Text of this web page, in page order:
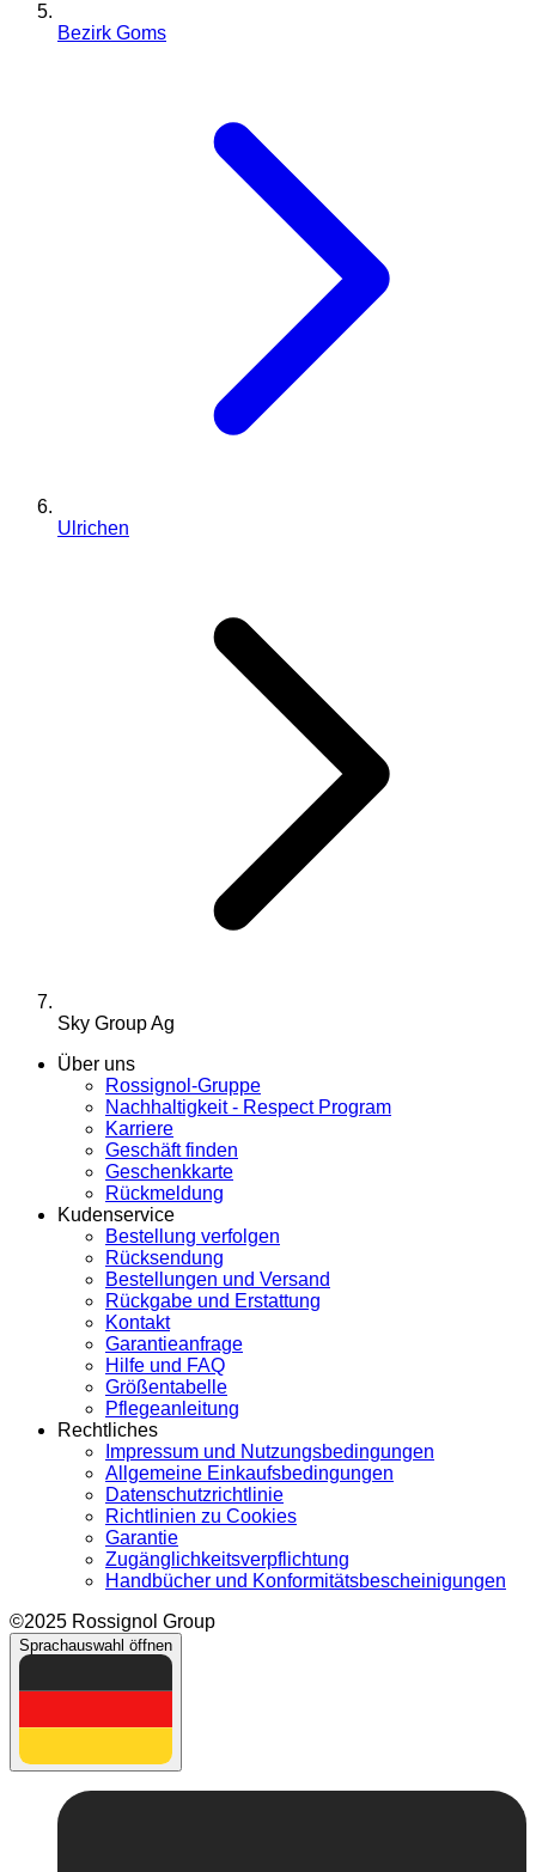
Bezirk Goms
Ulrichen
Sky Group Ag
Über uns
Rossignol-Gruppe
Nachhaltigkeit - Respect Program
Karriere
Geschäft finden
Geschenkkarte
Rückmeldung
Kudenservice
Bestellung verfolgen
Rücksendung
Bestellungen und Versand
Rückgabe und Erstattung
Kontakt
Garantieanfrage
Hilfe und FAQ
Größentabelle
Pflegeanleitung
Rechtliches
Impressum und Nutzungsbedingungen
Allgemeine Einkaufsbedingungen
Datenschutzrichtlinie
Richtlinien zu Cookies
Garantie
Zugänglichkeitsverpflichtung
Handbücher und Konformitätsbescheinigungen
©2025 Rossignol Group
Sprachauswahl öffnen